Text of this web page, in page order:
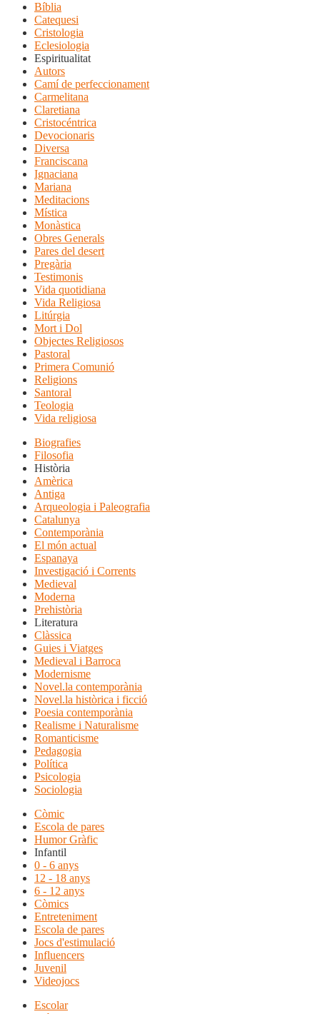
Bíblia
Catequesi
Cristologia
Eclesiologia
Espiritualitat
Autors
Camí de perfeccionament
Carmelitana
Claretiana
Cristocéntrica
Devocionaris
Diversa
Franciscana
Ignaciana
Mariana
Meditacions
Mística
Monàstica
Obres Generals
Pares del desert
Pregària
Testimonis
Vida quotidiana
Vida Religiosa
Litúrgia
Mort i Dol
Objectes Religiosos
Pastoral
Primera Comunió
Religions
Santoral
Teologia
Vida religiosa
Biografies
Filosofia
Història
Amèrica
Antiga
Arqueologia i Paleografia
Catalunya
Contemporània
El món actual
Espanaya
Investigació i Corrents
Medieval
Moderna
Prehistòria
Literatura
Clàssica
Guies i Viatges
Medieval i Barroca
Modernisme
Novel.la contemporània
Novel.la històrica i ficció
Poesia contemporània
Realisme i Naturalisme
Romanticisme
Pedagogia
Política
Psicologia
Sociologia
Còmic
Escola de pares
Humor Gràfic
Infantil
0 - 6 anys
12 - 18 anys
6 - 12 anys
Còmics
Entreteniment
Escola de pares
Jocs d'estimulació
Influencers
Juvenil
Videojocs
Escolar